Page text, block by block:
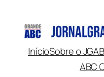
conteúdo
InícioSobre o
ABC